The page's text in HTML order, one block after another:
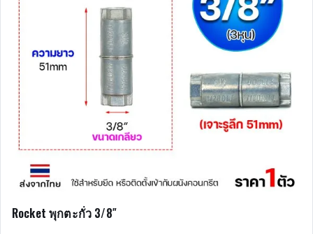
Rocket พุกตะกั่ว 3/8″